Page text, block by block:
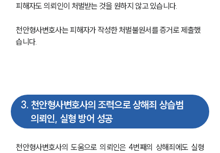
피해자도 의뢰인이 처벌받는 것을 원하지 않고 있습니다.
천안형사변호사는 피해자가 작성한 처벌불원서를 증거로 제출했
습니다.
3. 천안형사변호사의 조력으로 상해죄 상습범
의뢰인, 실형 방어 성공
천안형사변호사의 도움으로 의뢰인은 4번째의 상해죄에도 실형